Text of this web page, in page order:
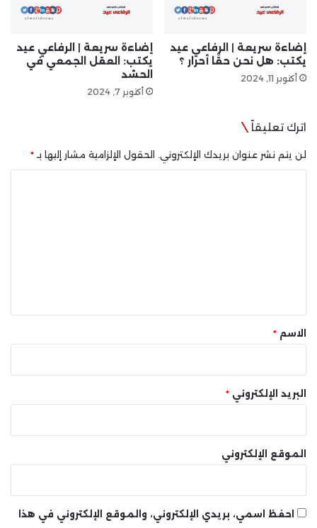
إضاءة سريعة | الرفاعي عيد
يكتب: هل نحن حقًا أحرار ؟
أكتوبر 11, 2024
إضاءة سريعة | الرفاعي عيد
يكتب: العقل الجمعي في
الحشد
أكتوبر 7, 2024
اترك تعليقاً
لن يتم نشر عنوان بريدك الإلكتروني. الحقول الإلزامية مشار إليها بـ *
* الاسم *
البريد الإلكتروني *
الموقع الإلكتروني
احفظ اسمي، بريدي الإلكتروني، والموقع الإلكتروني في هذا